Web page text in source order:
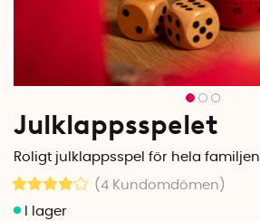
Julklappsspelet
Roligt julklappsspel för hela familjen
(4 Kundomdömen )